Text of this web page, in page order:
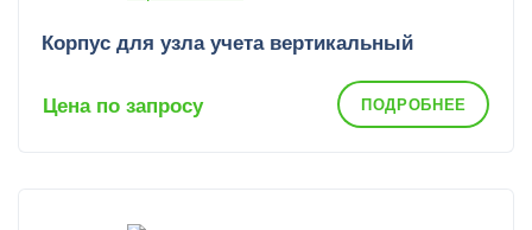
Корпус для узла учета вертикальный
Цена по запросу ПОДРОБНЕЕ